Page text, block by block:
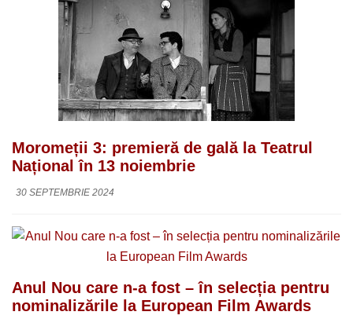
Moromeții 3: premieră de gală la Teatrul
Național în 13 noiembrie
30 SEPTEMBRIE 2024
Anul Nou care n-a fost – în selecția pentru
nominalizările la European Film Awards